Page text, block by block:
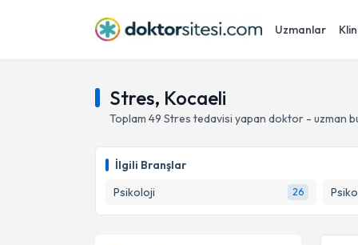
Uzmanlar
Stres, Kocaeli
Toplam 49 Stres tedavisi yapan doktor - uzman
İlgili Branşlar
Psikoloji
26